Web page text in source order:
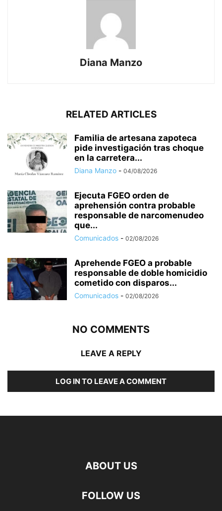
Diana Manzo
RELATED ARTICLES
Familia de artesana zapoteca
pide investigación tras choque
en la carretera...
Diana Manzo - 04/08/2026
Ejecuta FGEO orden de
aprehensión contra probable
responsable de narcomenudeo
que...
Comunicados - 02/08/2026
Aprehende FGEO a probable
responsable de doble homicidio
cometido con disparos...
Comunicados - 02/08/2026
NO COMMENTS
LEAVE A REPLY
LOG IN TO LEAVE A COMMENT
ABOUT US
FOLLOW US